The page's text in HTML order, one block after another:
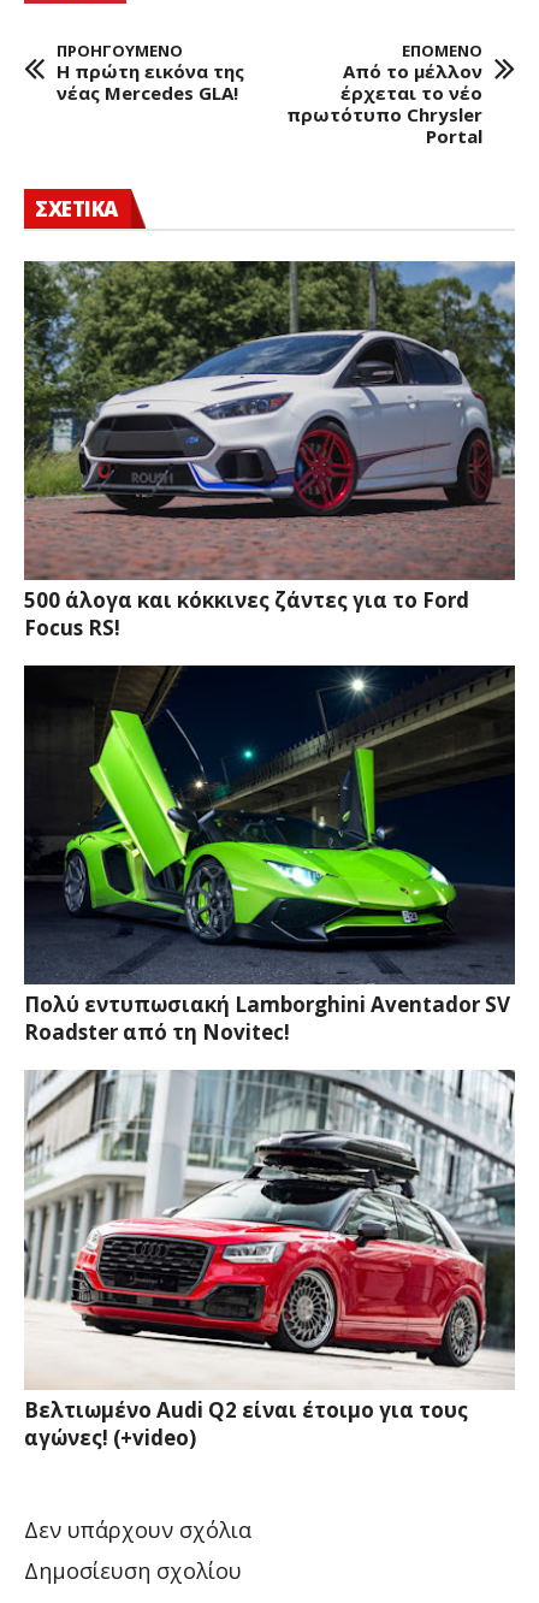
ΠΡΟΗΓΟΥΜΕΝΟ
Η πρώτη εικόνα της
νέας Mercedes GLA!
ΕΠΟΜΕΝΟ
Από το μέλλον
έρχεται το νέο
πρωτότυπο Chrysler
Portal
ΣΧΕΤΙΚΑ
500 άλογα και κόκκινες ζάντες για το Ford
Focus RS!
Πολύ εντυπωσιακή Lamborghini Aventador SV
Roadster από τη Novitec!
Βελτιωμένο Audi Q2 είναι έτοιμο για τους
αγώνες! (+video)
Δεν υπάρχουν σχόλια
Δημοσίευση σχολίου